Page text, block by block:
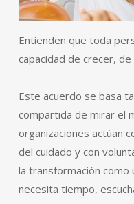
Entienden que toda
capacidad de crecer,
Este acuerdo se basa
compartida de mirar el
organizaciones actúan
del cuidado y con
la transformación como
necesita tiempo,